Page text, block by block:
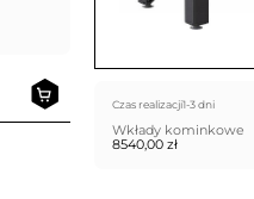
Czas realizacji1-3 dni
Wkłady kominkowe
8540,00 zł